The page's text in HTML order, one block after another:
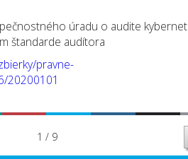
úradu o audite
štandarde audítora
pravne-
20200101
1 / 9